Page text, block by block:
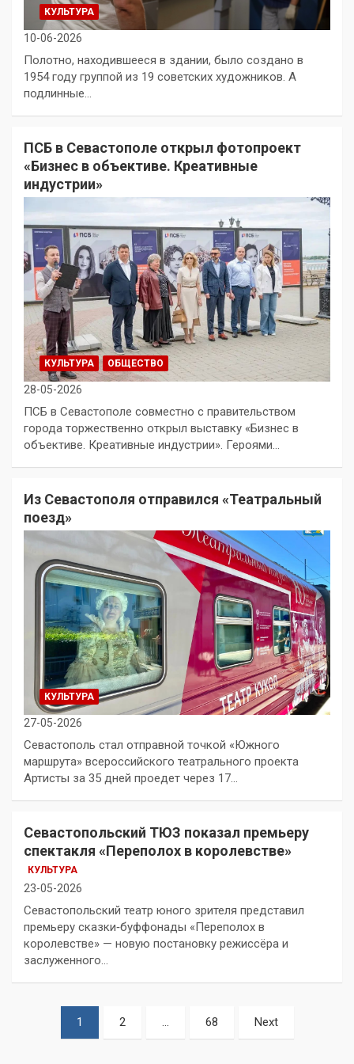
КУЛЬТУРА
10-06-2026
Полотно, находившееся в здании, было создано в
1954 году группой из 19 советских художников. А
подлинные…
ПСБ в Севастополе открыл фотопроект
«Бизнес в объективе. Креативные
индустрии»
КУЛЬТУРА ОБЩЕСТВО
28-05-2026
ПСБ в Севастополе совместно с правительством
города торжественно открыл выставку «Бизнес в
объективе. Креативные индустрии». Героями…
Из Севастополя отправился «Театральный
поезд»
КУЛЬТУРА
27-05-2026
Севастополь стал отправной точкой «Южного
маршрута» всероссийского театрального проекта
Артисты за 35 дней проедет через 17…
Севастопольский ТЮЗ показал премьеру
спектакля «Переполох в королевстве»
КУЛЬТУРА
23-05-2026
Севастопольский театр юного зрителя представил
премьеру сказки‑буффонады «Переполох в
королевстве» — новую постановку режиссёра и
заслуженного…
Пагинация
записей
1 2 … 68 Next